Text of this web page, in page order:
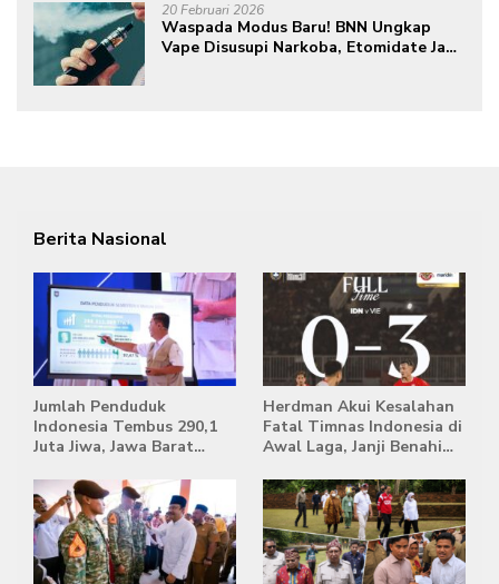
20 Februari 2026
Waspada Modus Baru! BNN Ungkap
Vape Disusupi Narkoba, Etomidate Jadi
Berita Nasional
Jumlah Penduduk
Indonesia Tembus 290,1
Juta Jiwa, Jawa Barat
Terpadat
Herdman Akui Kesalahan
Fatal Timnas Indonesia di
Awal Laga, Janji Benahi
Singapura